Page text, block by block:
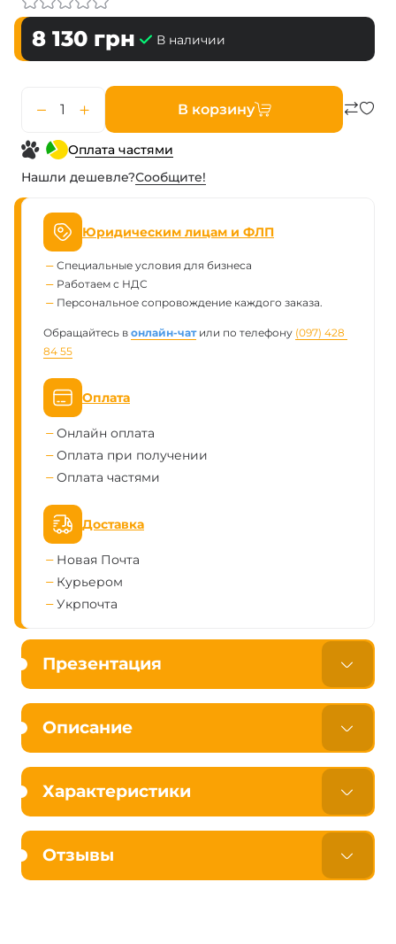
8 130 грн В наличии
В корзину
Оплата частями
Нашли дешевле?Сообщите!
Юридическим лицам и ФЛП
Специальные условия для бизнеса
Работаем с НДС
Персональное сопровождение каждого заказа.
Обращайтесь в онлайн-чатили по телефону (097) 428
84 55
Оплата
Онлайн оплата
Оплата при получении
Оплата частями
Доставка
Новая Почта
Курьером
Укрпочта
Презентация
Описание
Характеристики
Отзывы